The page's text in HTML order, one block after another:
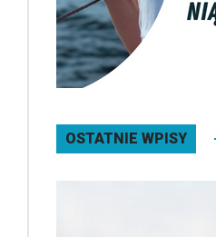
OSTATNIE WPISY